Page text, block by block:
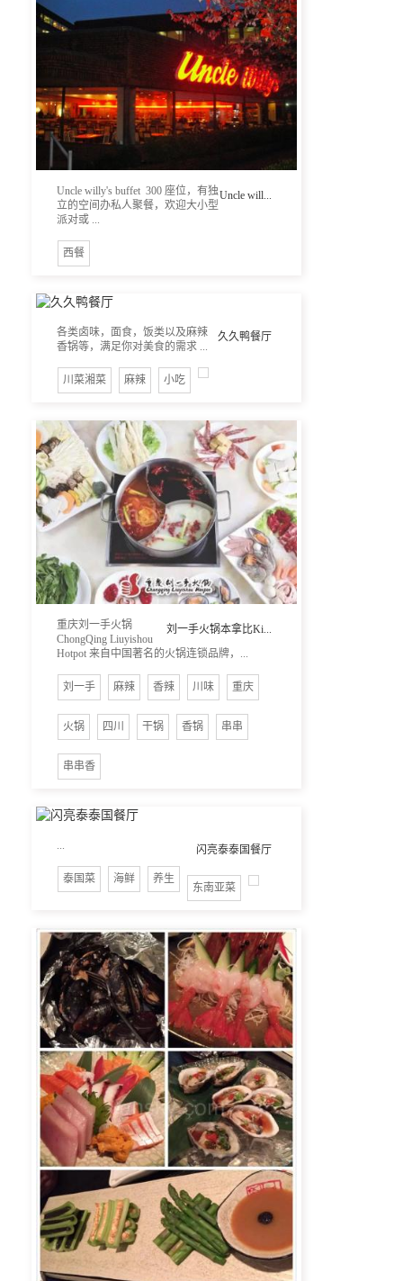
Uncle will...
Uncle willy's buffet 300 座位，有独
立的空间办私人聚餐，欢迎大小型
派对或 ...
西餐
久久鸭餐厅
各类卤味，面食，饭类以及麻辣
香锅等，满足你对美食的需求 ...
川菜湘菜 麻辣 小吃
刘一手火锅本拿比Ki...
重庆刘一手火锅
ChongQing Liuyishou
Hotpot 来自中国著名的火锅连锁品牌，...
刘一手 麻辣 香辣 川味 重庆
火锅 四川 干锅 香锅 串串
串串香
闪亮泰泰国餐厅
...
泰国菜 海鲜 养生
东南亚菜